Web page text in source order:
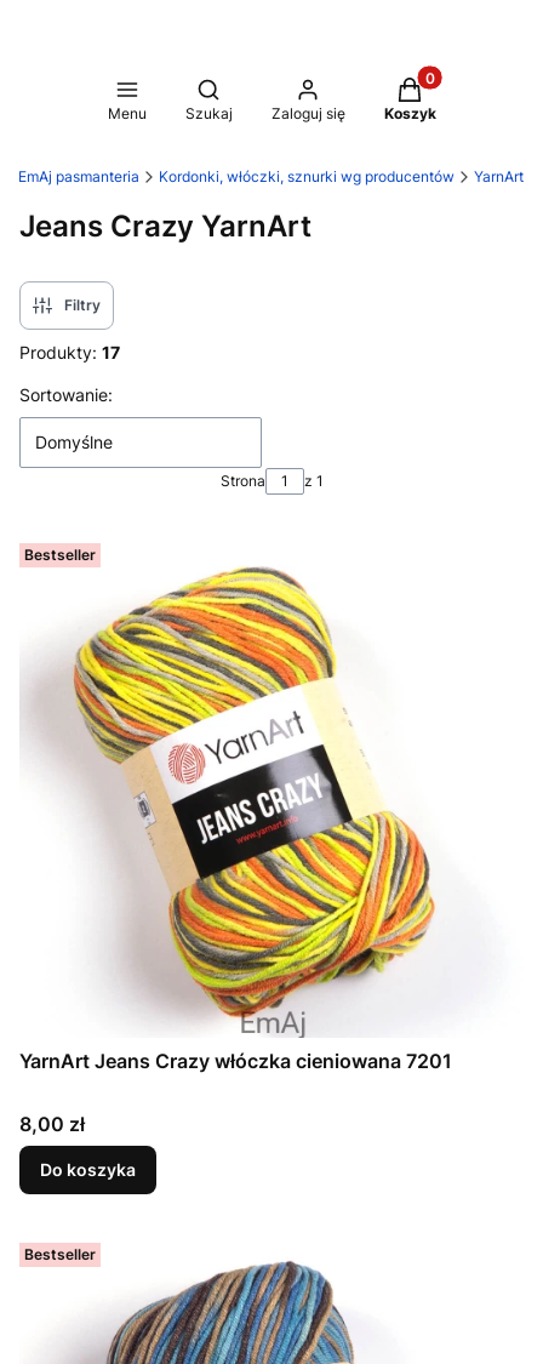
Menu
Otwórz wyszukiwarkę
Szukaj Zaloguj się
Produkty w
Koszyk
EmAj pasmanteria Kordonki, włóczki, sznurki wg producentów YarnArt
Jeans Crazy YarnArt
Filtry
Produkty: 17
Lista produktów
Sortowanie:
Domyślne
Strona z 1
Bestseller
YarnArt Jeans Crazy włóczka cieniowana 7201
Cena
8,00 zł
Do koszyka
Bestseller